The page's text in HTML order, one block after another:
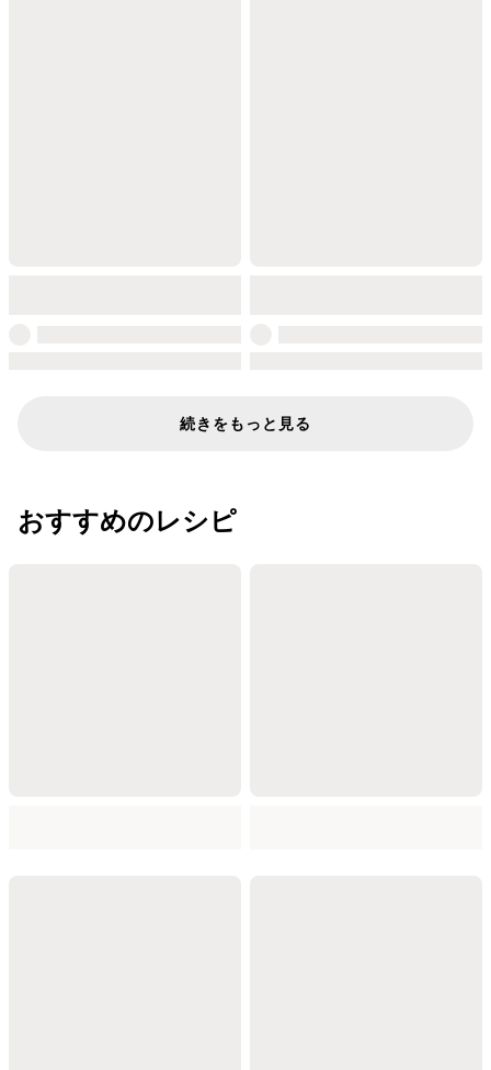
続きをもっと見る
おすすめのレシピ